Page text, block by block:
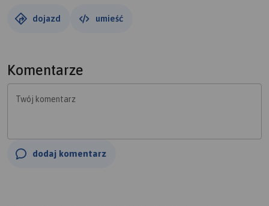
dojazd umieść
Komentarze
Twój komentarz
dodaj komentarz